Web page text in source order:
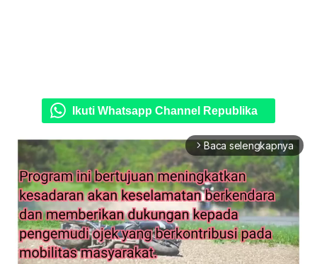
Ikuti Whatsapp Channel Republika
arrow_forward_ios Baca selengkapnya